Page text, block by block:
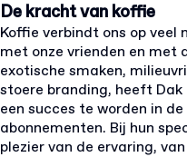
De kracht van koffie
Koffie verbindt ons op veel
met onze vrienden en met
exotische smaken,
stoere branding, heeft Dak
een succes te worden in
abonnementen. Bij hun
plezier van de ervaring,